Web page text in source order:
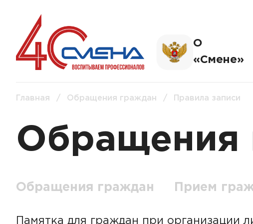
О
«Смене»
Главная / Обращения граждан / Правила записи
Обращения
Обращения граждан Прием
Памятка для граждан при организации